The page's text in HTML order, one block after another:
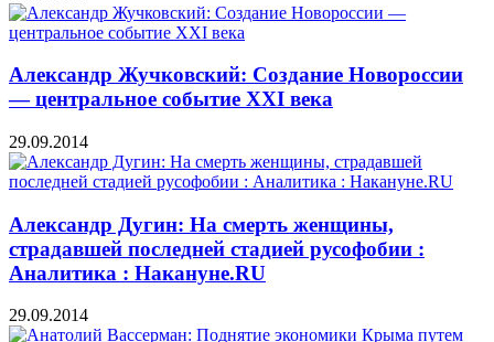
Александр Жучковский: Создание Новороссии
— центральное событие XXI века
29.09.2014
Александр Дугин: На смерть женщины,
страдавшей последней стадией русофобии :
Аналитика : Накануне.RU
29.09.2014